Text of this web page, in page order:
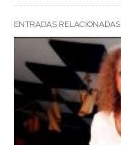
ENTRADAS RELACIONADAS